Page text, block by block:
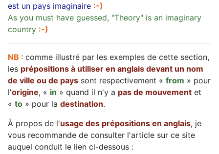
est un pays imaginaire :-)
As you must have guessed, "Theory" is an imaginary
country :-)
NB : comme illustré par les exemples de cette section,
les prépositions à utiliser en anglais devant un nom
de ville ou de pays sont respectivement « from » pour
l'origine, « in » quand il n'y a pas de mouvement et
« to » pour la destination.
À propos de l'usage des prépositions en anglais, je
vous recommande de consulter l'article sur ce site
auquel conduit le lien ci-dessous :